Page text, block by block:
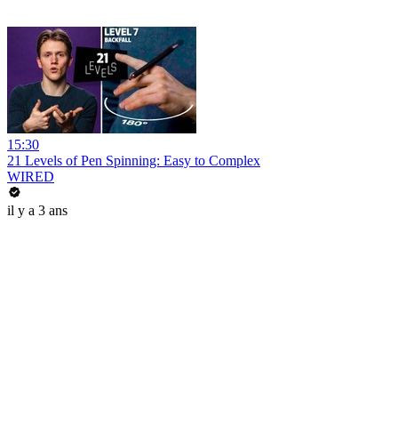
15:30
21 Levels of Pen Spinning: Easy to Complex
WIRED
il y a 3 ans